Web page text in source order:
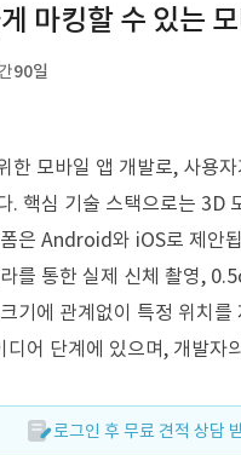
마킹할 수 있는
90일
한 모바일 앱 개발로, 사용
. 핵심 기술 스택으로는 3D
은 Android와 iOS로 제안
를 통한 실제 신체 촬영,
기에 관계없이 특정 위치
어 단계에 있으며, 개발자
로그인 후 무료 견적 상담